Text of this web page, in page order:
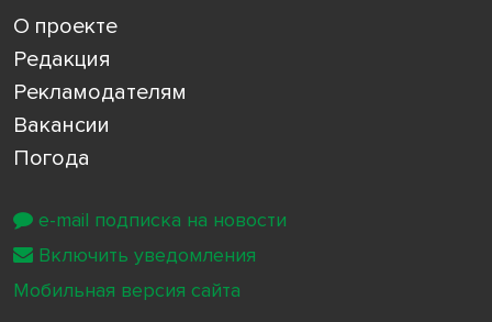
О проекте
Редакция
Рекламодателям
Вакансии
Погода
e-mail подписка на новости
Включить уведомления
Мобильная версия сайта